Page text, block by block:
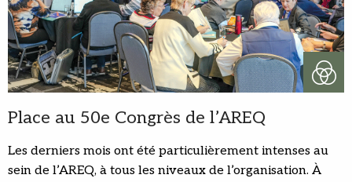
Place au 50e Congrès de l’AREQ
Les derniers mois ont été particulièrement intenses au
sein de l’AREQ, à tous les niveaux de l’organisation. À